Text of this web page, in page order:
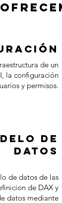
de un
la configuración
y permisos.
de
datos
de datos de las
de DAX y
datos mediante